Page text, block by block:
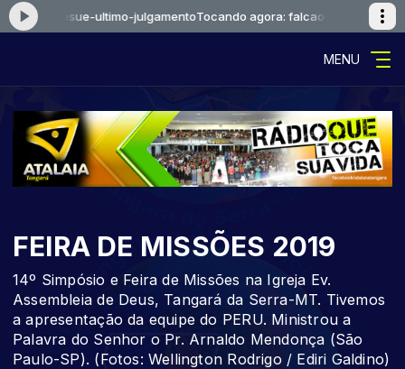
ultimo-julgamentoTocando agora: falcaoejosue-ultimo-
MENU
FEIRA DE MISSÕES 2019
14º Simpósio e Feira de Missões na Igreja Ev.
Assembleia de Deus, Tangará da Serra-MT. Tivemos
a apresentação da equipe do PERU. Ministrou a
Palavra do Senhor o Pr. Arnaldo Mendonça (São
Paulo-SP). (Fotos: Wellington Rodrigo / Ediri Galdino)